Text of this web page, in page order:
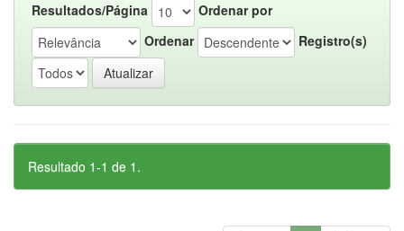
Resultados/Página
Ordenar por
Ordenar
Registro(s)
Resultado 1-1 de 1.